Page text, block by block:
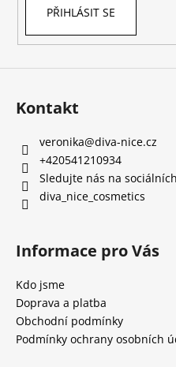
PŘIHLÁSIT SE
Kontakt
veronika@diva-nice.cz
+420541210934
Sledujte nás na
diva_nice_cosmetics
Informace pro Vás
Kdo jsme
Doprava a platba
Obchodní podmínky
Podmínky ochrany osobních